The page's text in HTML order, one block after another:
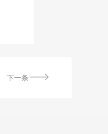
下一条